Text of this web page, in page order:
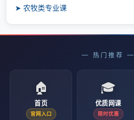
➤ 农牧类专业课
— 热门推荐 —
🏠
首页
官网入口
🎓
优质网课
限时优惠